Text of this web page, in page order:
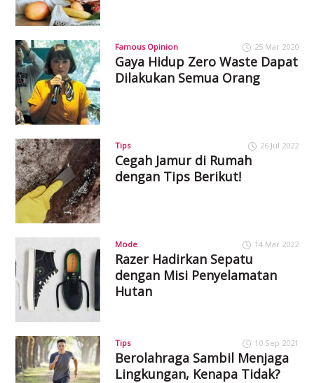
Famous Opinion 25 Mar 2020
Gaya Hidup Zero Waste Dapat
Dilakukan Semua Orang
Tips 26 Jul 2022
Cegah Jamur di Rumah
dengan Tips Berikut!
Mode 14 Mar 2022
Razer Hadirkan Sepatu
dengan Misi Penyelamatan
Hutan
Tips 10 Sep 2021
Berolahraga Sambil Menjaga
Lingkungan, Kenapa Tidak?